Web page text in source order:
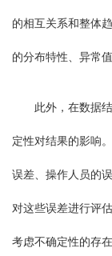
的相互关系和整体
的分布特性、异常
此外，在数据
定性对结果的影响
误差、操作人员的
对这些误差进行评
考虑不确定性的存